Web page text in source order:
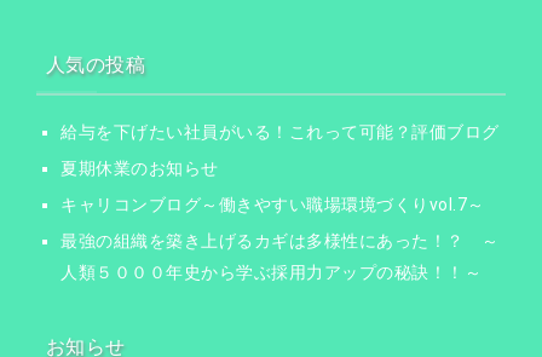
人気の投稿
給与を下げたい社員がいる！これって可能？評価ブログ
夏期休業のお知らせ
キャリコンブログ～働きやすい職場環境づくりvol.7～
最強の組織を築き上げるカギは多様性にあった！？ ～
人類５０００年史から学ぶ採用力アップの秘訣！！～
お知らせ